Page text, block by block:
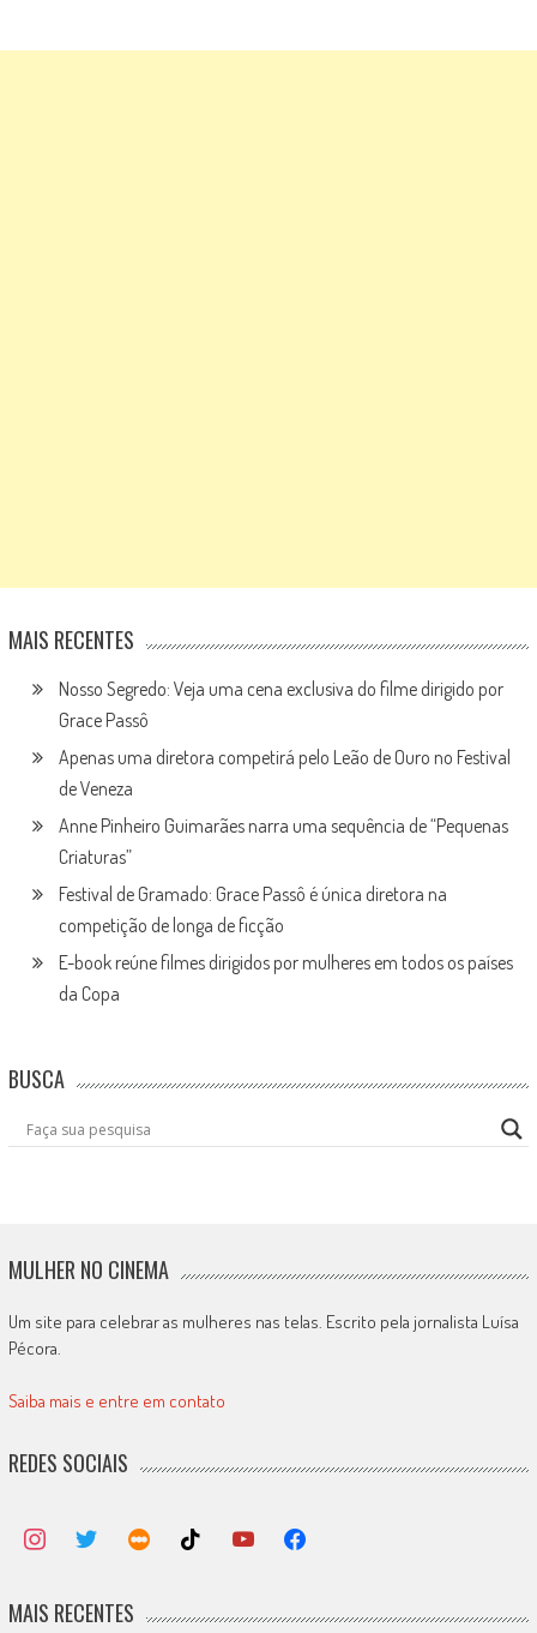
MAIS RECENTES
Nosso Segredo: Veja uma cena exclusiva do filme dirigido por
Grace Passô
Apenas uma diretora competirá pelo Leão de Ouro no Festival
de Veneza
Anne Pinheiro Guimarães narra uma sequência de “Pequenas
Criaturas”
Festival de Gramado: Grace Passô é única diretora na
competição de longa de ficção
E-book reúne filmes dirigidos por mulheres em todos os países
da Copa
BUSCA
MULHER NO CINEMA
Um site para celebrar as mulheres nas telas. Escrito pela jornalista Luísa
Pécora.
Saiba mais e entre em contato
REDES SOCIAIS
MAIS RECENTES